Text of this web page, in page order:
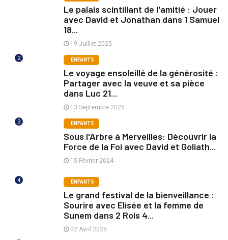
Le palais scintillant de l'amitié : Jouer
avec David et Jonathan dans 1 Samuel
18...
19 Juillet 2025
2 ENFANTS
Le voyage ensoleillé de la générosité :
Partager avec la veuve et sa pièce
dans Luc 21...
13 Septembre 2025
3 ENFANTS
Sous l'Arbre à Merveilles: Découvrir la
Force de la Foi avec David et Goliath...
15 Février 2024
4 ENFANTS
Le grand festival de la bienveillance :
Sourire avec Elisée et la femme de
Sunem dans 2 Rois 4...
02 Avril 2025